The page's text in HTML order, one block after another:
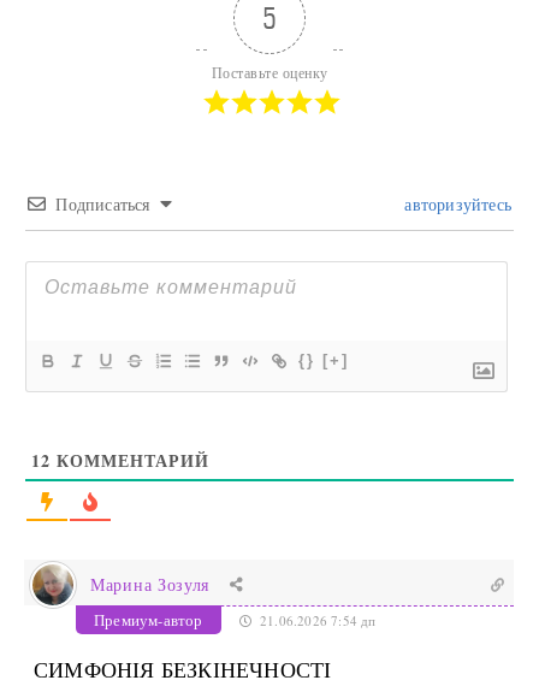
5
Поставьте оценку
Подписаться авторизуйтесь
{} [+]
12 КОММЕНТАРИЙ
Марина Зозуля
Премиум-автор 21.06.2026 7:54 дп
СИМФОНІЯ БЕЗКІНЕЧНОСТІ